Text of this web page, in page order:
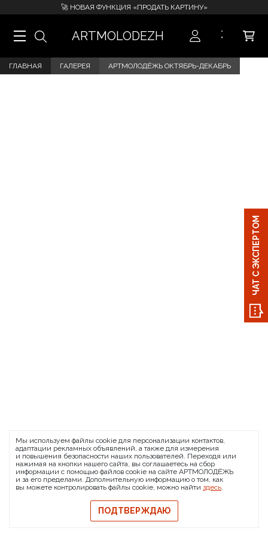
🚀 НОВАЯ ФУНКЦИЯ «ПРОДАТЬ КАРТИНУ»
ARTMOLODEZH
ГЛАВНАЯ ГАЛЕРЕЯ АРТМОЛОДЁЖЬ ОКТЯБРЬ-ДЕКАБРЬ
ЧАТ С ЭКСПЕРТОМ
Мы используем файлы cookie для персонализации контактов,
адаптации рекламных объявлений, а также для измерения
и повышения безопасности наших пользователей. Переходя или
нажимая на кнопки нашего сайта, вы соглашаетесь на сбор
информации с помощью файлов cookie на сайте АРТМОЛОДЁЖЬ
и за его пределами. Дополнительную информацию о том, как
вы можете контролировать файлы cookie, можно найти здесь.
ПОДТВЕРЖДАЮ